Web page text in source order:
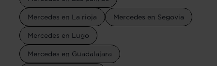
Mercedes en La rioja Mercedes en Segovia
Mercedes en Lugo
Mercedes en Guadalajara